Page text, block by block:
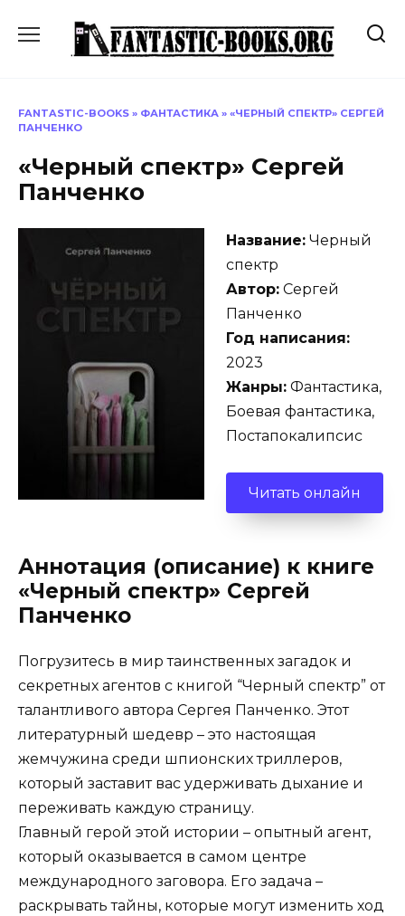
содержанию
FANTASTIC-BOOKS » ФАНТАСТИКА » «ЧЕРНЫЙ СПЕКТР» СЕРГЕЙ
ПАНЧЕНКО
«Черный спектр» Сергей
Панченко
Название: Черный
спектр
Автор: Сергей
Панченко
Год написания:
2023
Жанры: Фантастика,
Боевая фантастика,
Постапокалипсис
Читать онлайн
Аннотация (описание) к книге
«Черный спектр» Сергей
Панченко
Погрузитесь в мир таинственных загадок и
секретных агентов с книгой “Черный спектр” от
талантливого автора Сергея Панченко. Этот
литературный шедевр – это настоящая
жемчужина среди шпионских триллеров,
который заставит вас удерживать дыхание и
переживать каждую страницу.
Главный герой этой истории – опытный агент,
который оказывается в самом центре
международного заговора. Его задача –
раскрывать тайны, которые могут изменить ход